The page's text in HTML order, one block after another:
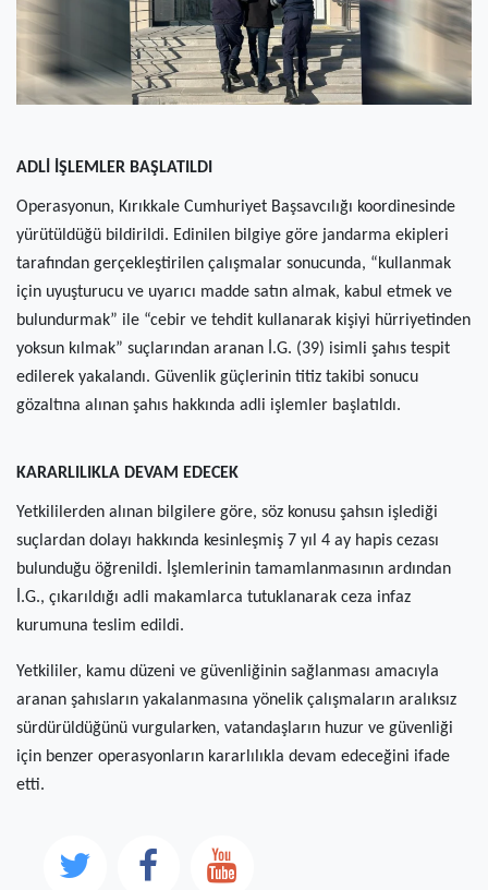
(current)
Yerel(current)
ADLİ İŞLEMLER BAŞLATILDI
Operasyonun, Kırıkkale Cumhuriyet Başsavcılığı koordinesinde
yürütüldüğü bildirildi. Edinilen bilgiye göre jandarma ekipleri
tarafından gerçekleştirilen çalışmalar sonucunda, “kullanmak
için uyuşturucu ve uyarıcı madde satın almak, kabul etmek ve
bulundurmak” ile “cebir ve tehdit kullanarak kişiyi hürriyetinden
yoksun kılmak” suçlarından aranan İ.G. (39) isimli şahıs tespit
edilerek yakalandı. Güvenlik güçlerinin titiz takibi sonucu
gözaltına alınan şahıs hakkında adli işlemler başlatıldı.
KARARLILIKLA DEVAM EDECEK
Yetkililerden alınan bilgilere göre, söz konusu şahsın işlediği
suçlardan dolayı hakkında kesinleşmiş 7 yıl 4 ay hapis cezası
bulunduğu öğrenildi. İşlemlerinin tamamlanmasının ardından
İ.G., çıkarıldığı adli makamlarca tutuklanarak ceza infaz
kurumuna teslim edildi.
Yetkililer, kamu düzeni ve güvenliğinin sağlanması amacıyla
aranan şahısların yakalanmasına yönelik çalışmaların aralıksız
sürdürüldüğünü vurgularken, vatandaşların huzur ve güvenliği
için benzer operasyonların kararlılıkla devam edeceğini ifade
etti.